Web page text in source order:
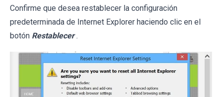
Confirme que desea restablecer la configuración
predeterminada de Internet Explorer haciendo clic en el
botón Restablecer .